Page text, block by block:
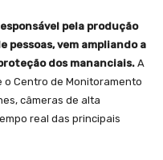
pela produção
pessoas, vem ampliando a
dos mananciais. A
Centro de Monitoramento
câmeras de alta
real das principais